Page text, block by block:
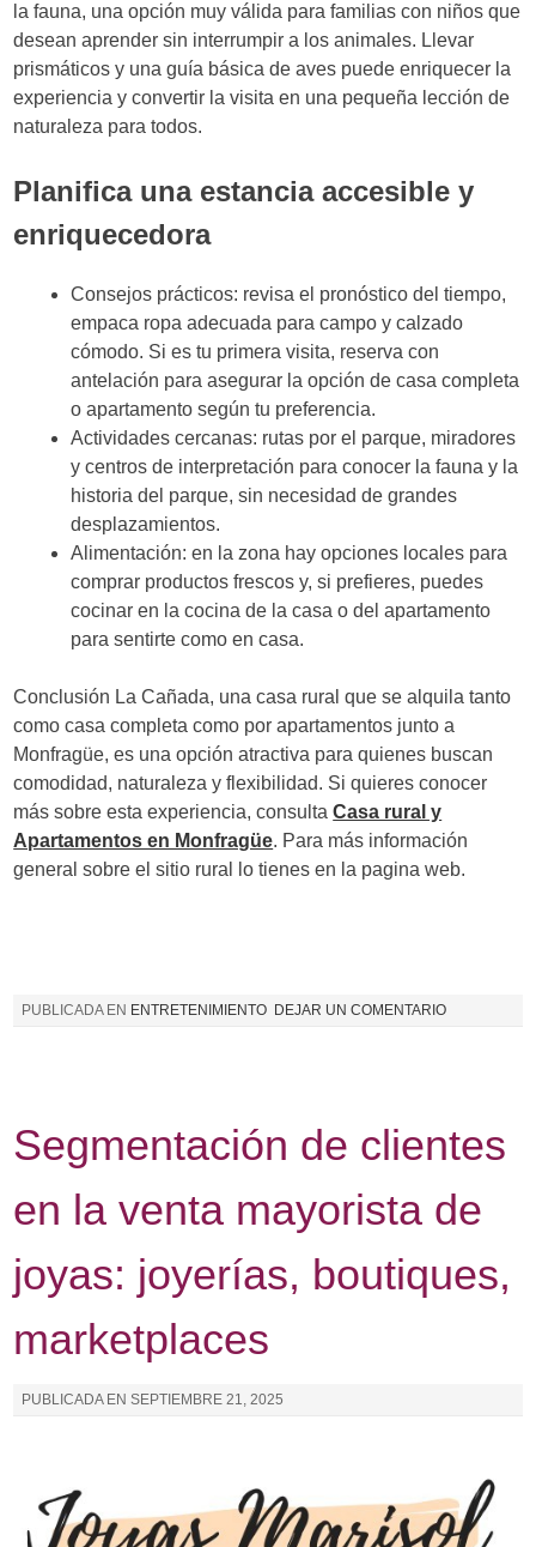
la fauna, una opción muy válida para familias con niños que
desean aprender sin interrumpir a los animales. Llevar
prismáticos y una guía básica de aves puede enriquecer la
experiencia y convertir la visita en una pequeña lección de
naturaleza para todos.
Planifica una estancia accesible y
enriquecedora
Consejos prácticos: revisa el pronóstico del tiempo,
empaca ropa adecuada para campo y calzado
cómodo. Si es tu primera visita, reserva con
antelación para asegurar la opción de casa completa
o apartamento según tu preferencia.
Actividades cercanas: rutas por el parque, miradores
y centros de interpretación para conocer la fauna y la
historia del parque, sin necesidad de grandes
desplazamientos.
Alimentación: en la zona hay opciones locales para
comprar productos frescos y, si prefieres, puedes
cocinar en la cocina de la casa o del apartamento
para sentirte como en casa.
Conclusión La Cañada, una casa rural que se alquila tanto
como casa completa como por apartamentos junto a
Monfragüe, es una opción atractiva para quienes buscan
comodidad, naturaleza y flexibilidad. Si quieres conocer
más sobre esta experiencia, consultaCasa rural y
Apartamentos en Monfragüe. Para más información
general sobre el sitio rural lo tienes en la pagina web.
PUBLICADA EN ENTRETENIMIENTO DEJAR UN COMENTARIO
Segmentación de clientes
en la venta mayorista de
joyas: joyerías, boutiques,
marketplaces
PUBLICADA ENSEPTIEMBRE 21, 2025